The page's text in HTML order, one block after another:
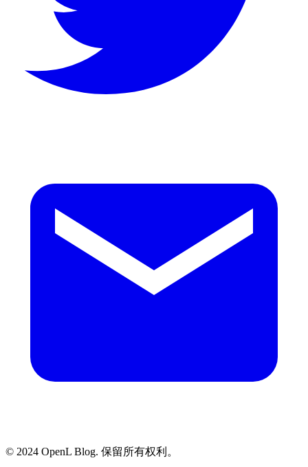
© 2024 OpenL Blog. 保留所有权利。